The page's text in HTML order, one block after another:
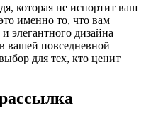
которая не испортит ваш
именно то, что вам
элегантного дизайна
вашей повседневной
для тех, кто ценит